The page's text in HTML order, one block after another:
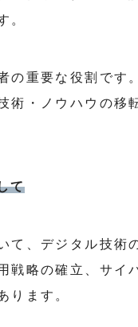
。
の重要な役割です
術・ノウハウの移
て
て、デジタル技術
戦略の確立、サイ
ります。